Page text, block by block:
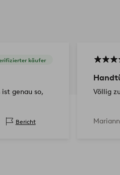
käufer
genau so,
Bericht
Völlig